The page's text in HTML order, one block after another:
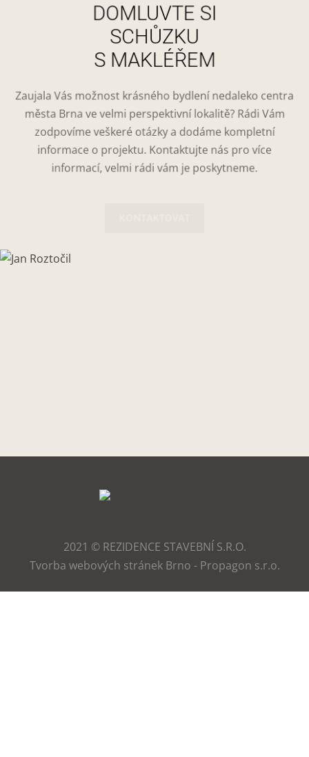
DOMLUVTE SI
SCHŮZKU
S MAKLÉŘEM
Zaujala Vás možnost krásného bydlení nedaleko centra
města Brna ve velmi perspektivní lokalitě? Rádi Vám
zodpovíme veškeré otázky a dodáme kompletní
informace o projektu. Kontaktujte nás pro více
informací, velmi rádi vám je poskytneme.
2021 © REZIDENCE STAVEBNÍ S.R.O.
Tvorba webových stránek Brno - Propagon s.r.o.